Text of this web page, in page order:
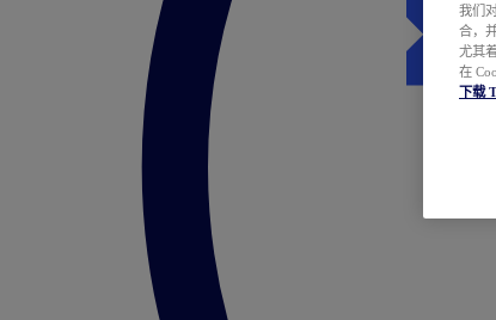
我们
合，
尤其
在
下载